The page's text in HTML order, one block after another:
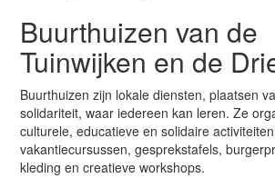
Buurthuizen van de
Tuinwijken en de
Buurthuizen zijn lokale diensten, plaatsen
solidariteit, waar iedereen kan leren. Ze
culturele, educatieve en solidaire
vakantiecursussen, gesprekstafels,
kleding en creatieve workshops.